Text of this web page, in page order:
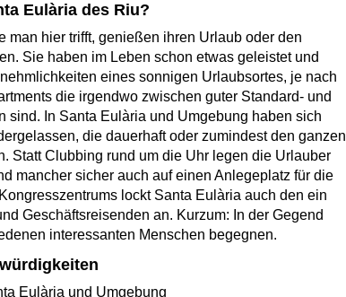
Eulària des Riu?
man hier trifft, genießen ihren Urlaub oder den
Sie haben im Leben schon etwas geleistet und
eines sonnigen Urlaubsortes, je nach
die irgendwo zwischen guter Standard- und
sind. In Santa Eulària und Umgebung haben sich
die dauerhaft oder zumindest den ganzen
Statt Clubbing rund um die Uhr legen die Urlauber
mancher sicher auch auf einen Anlegeplatz für die
lockt Santa Eulària auch den ein
Geschäftsreisenden an. Kurzum: In der Gegend
interessanten Menschen begegnen.
Eulària und Umgebung